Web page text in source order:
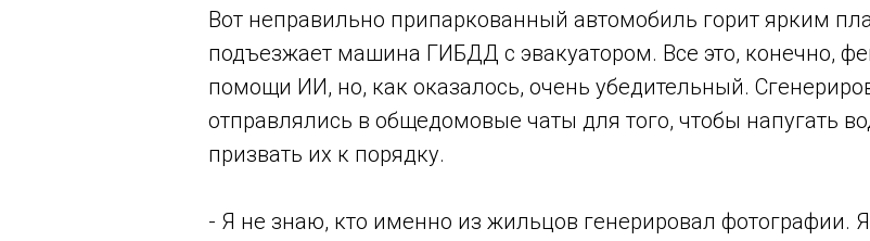
Вот неправильно припаркованный автомобиль горит ярким
подъезжает машина ГИБДД с эвакуатором. Все это, конечно,
помощи ИИ, но, как оказалось, очень убедительный.
отправлялись в общедомовые чаты для того, чтобы напугать
призвать их к порядку.
- Я не знаю, кто именно из жильцов генерировал фотографии.